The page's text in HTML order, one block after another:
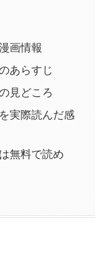
画情報
あらすじ
見どころ
実際読んだ感
無料で読め